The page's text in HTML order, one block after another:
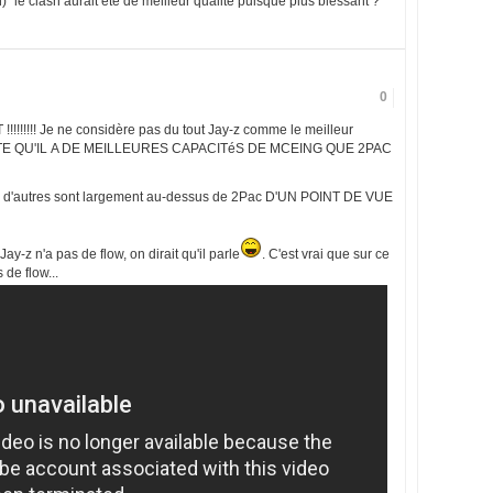
0
!!!!!!!!! Je ne considère pas du tout Jay-z comme le meilleur
QU'IL A DE MEILLEURES CAPACITéS DE MCEING QUE 2PAC
sont largement au-dessus de 2Pac D'UN POINT DE VUE
z n'a pas de flow, on dirait qu'il parle
. C'est vrai que sur ce
flow...